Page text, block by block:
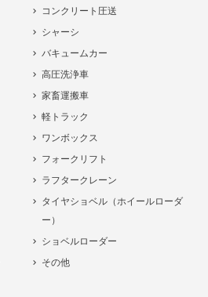
コンクリート圧送
シャーシ
バキュームカー
高圧洗浄車
家畜運搬車
軽トラック
ワンボックス
フォークリフト
ラフタークレーン
タイヤショベル（ホイールローダ
ー）
ショベルローダー
その他